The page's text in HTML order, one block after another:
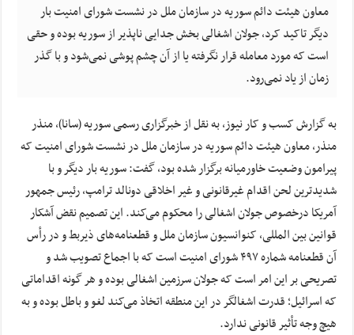
معاون هیئت دائم سوریه در سازمان ملل در نشست شورای امنیت بار
دیگر تاکید کرد، جولان اشغالی بخش جدایی ناپذیر از سوریه بوده و حقی
است که مورد معامله قرار نگرفته یا از آن چشم پوشی نمی‌شود و با گذر
زمان از یاد نمی‌رود.
به گزارش کسب و کار نیوز، به نقل از خبرگزاری رسمی سوریه (سانا)، منذر
منذر، معاون هیئت دائم سوریه در سازمان ملل در نشست شورای امنیت که
پیرامون وضعیت خاورمیانه برگزار شده بود، گفت: سوریه بار دیگر و با
شدیدترین لحن اقدام غیرقانونی و غیر اخلاقی دونالد ترامپ، رئیس جمهور
آمریکا درخصوص جولان اشغالی را محکوم می‌کند. این تصمیم نقض آشکار
قوانین بین المللی، کنوانسیون سازمان ملل و قطعنامه‌های ذیربط و در رأس
آن قطعنامه شماره ۴۹۷ شورای امنیت است که با اجماع تصویب شد و
تصریحی بر این امر است که جولان سرزمین اشغالی بوده و هر گونه اقداماتی
که اسرائیل؛ قدرت اشغالگر در این منطقه اتخاذ می‌کند لغو و باطل بوده و به
هیچ وجه تأثیر قانونی ندارد.